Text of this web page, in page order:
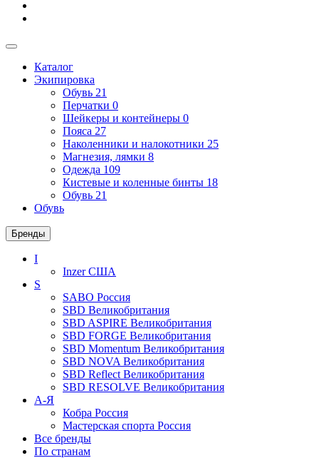
Каталог
Экипировка
Обувь 21
Перчатки 0
Шейкеры и контейнеры 0
Пояса 27
Наколенники и налокотники 25
Магнезия, лямки 8
Одежда 109
Кистевые и коленные бинты 18
Обувь 21
Обувь
Бренды
I
InzerСША
S
SABO Россия
SBD Великобритания
SBD ASPIRE Великобритания
SBD FORGE Великобритания
SBD Momentum Великобритания
SBD NOVA Великобритания
SBD Reflect Великобритания
SBD RESOLVE Великобритания
А-Я
Кобра Россия
Мастерская спорта Россия
Все бренды
По странам